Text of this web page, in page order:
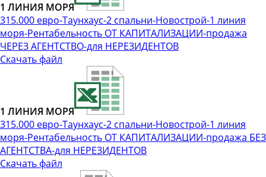
1 ЛИНИЯ МОРЯ
315.000 евро-Таунхаус-2 спальни-Новострой-1 линия
моря-Рентабельность ОТ КАПИТАЛИЗАЦИИ-продажа
ЧЕРЕЗ АГЕНТСТВО-для НЕРЕЗИДЕНТОВ
Скачать файл
1 ЛИНИЯ МОРЯ
315.000 евро-Таунхаус-2 спальни-Новострой-1 линия
моря-Рентабельность ОТ КАПИТАЛИЗАЦИИ-продажа БЕЗ
АГЕНТСТВА-для НЕРЕЗИДЕНТОВ
Скачать файл